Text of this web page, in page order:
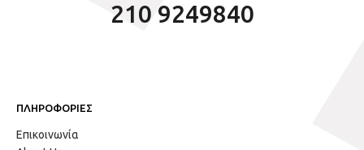
210 9249840
ΠΛΗΡΟΦΟΡΙΕΣ
Επικοινωνία